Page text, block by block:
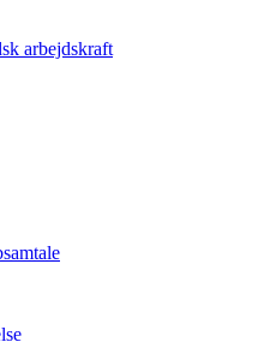
arbejdskraft